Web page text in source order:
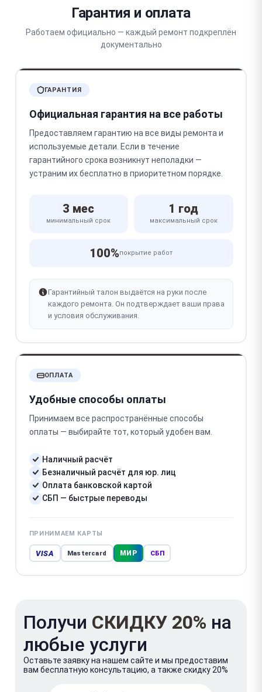
Гарантия и оплата
Работаем официально — каждый ремонт подкреплён
документально
ГАРАНТИЯ
Официальная гарантия на все работы
Предоставляем гарантию на все виды ремонта и
используемые детали. Если в течение
гарантийного срока возникнут неполадки —
устраним их бесплатно в приоритетном порядке.
3 мес
минимальный срок
1 год
максимальный срок
100%покрытие работ
Гарантийный талон выдаётся на руки после
каждого ремонта. Он подтверждает ваши права
и условия обслуживания.
ОПЛАТА
Удобные способы оплаты
Принимаем все распространённые способы
оплаты — выбирайте тот, который удобен вам.
Наличный расчёт
Безналичный расчёт для юр. лиц
Оплата банковской картой
СБП — быстрые переводы
ПРИНИМАЕМ КАРТЫ
VISA Mastercard МИР СБП
Получи СКИДКУ 20% на
любые услуги
Оставьте заявку на нашем сайте и мы предоставим
вам бесплатную консультацию, а также скидку 20%